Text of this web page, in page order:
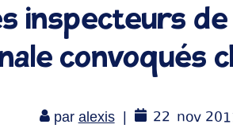
inspecteurs de
convoqués
par alexis 22 nov